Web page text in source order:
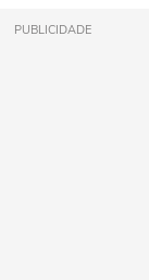
PUBLICIDADE